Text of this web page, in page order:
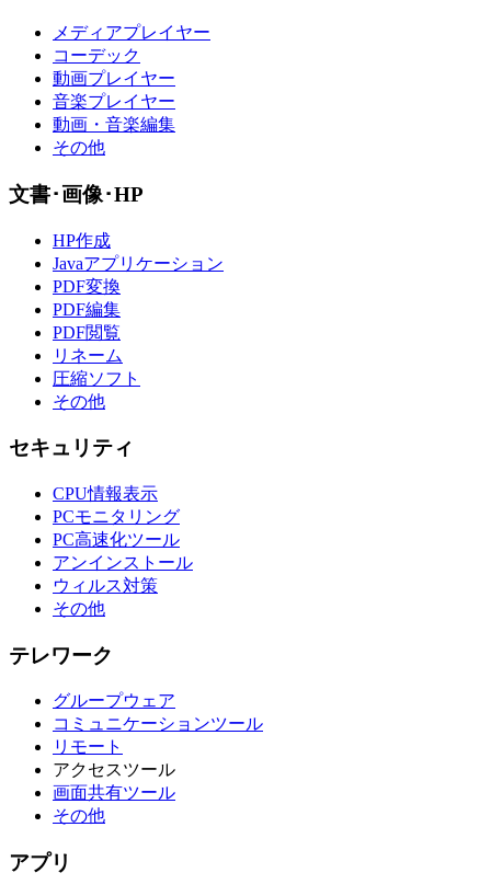
メディアプレイヤー
コーデック
動画プレイヤー
音楽プレイヤー
動画・音楽編集
その他
文書･画像･HP
HP作成
Javaアプリケーション
PDF変換
PDF編集
PDF閲覧
リネーム
圧縮ソフト
その他
セキュリティ
CPU情報表示
PCモニタリング
PC高速化ツール
アンインストール
ウィルス対策
その他
テレワーク
グループウェア
コミュニケーションツール
リモート
アクセスツール
画面共有ツール
その他
アプリ